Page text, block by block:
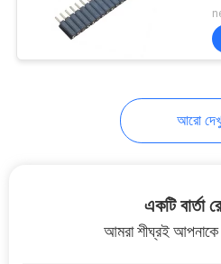
আরো
একটি বার্তা
আমরা শীঘ্রই